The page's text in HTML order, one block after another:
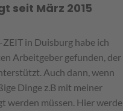
seit März 2015
in Duisburg habe ich
Arbeitgeber gefunden, der
Auch dann, wenn
Dinge z.B mit meiner
werden müssen. Hier werde